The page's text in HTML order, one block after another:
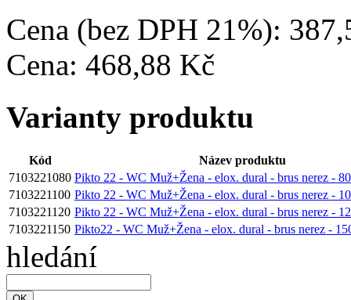
Cena (bez DPH 21%):
Cena: 468,88 Kč
Varianty produktu
Kód
Název produktu
7103221080 Pikto 22 - WC Muž+Žena - elox. dural - brus nerez -
7103221100 Pikto 22 - WC Muž+Žena - elox. dural - brus nerez -
7103221120 Pikto 22 - WC Muž+Žena - elox. dural - brus nerez -
7103221150 Pikto22 - WC Muž+Žena - elox. dural - brus nerez -
hledání